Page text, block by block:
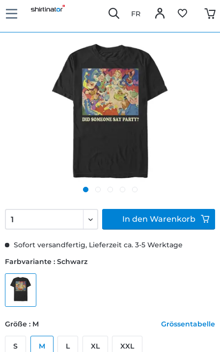
FR
Sofort versandfertig, Lieferzeit ca. 3-5 Werktage
Farbvariante : Schwarz
Größe : M Grössentabelle
S M L XL XXL
In den Warenkorb